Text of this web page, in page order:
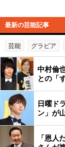
最新の芸能記事
芸能 グラビア
中村倫
との「
日曜ド
ン」が
「恩人